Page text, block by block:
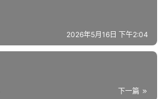
2026年5月16日 下午2:04
下一篇